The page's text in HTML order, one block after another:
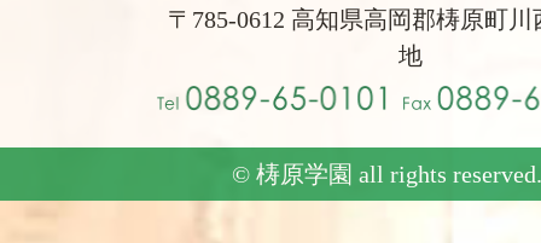
〒785-0612 高知県高岡郡梼原町川
地
© 梼原学園 all rights reserved.